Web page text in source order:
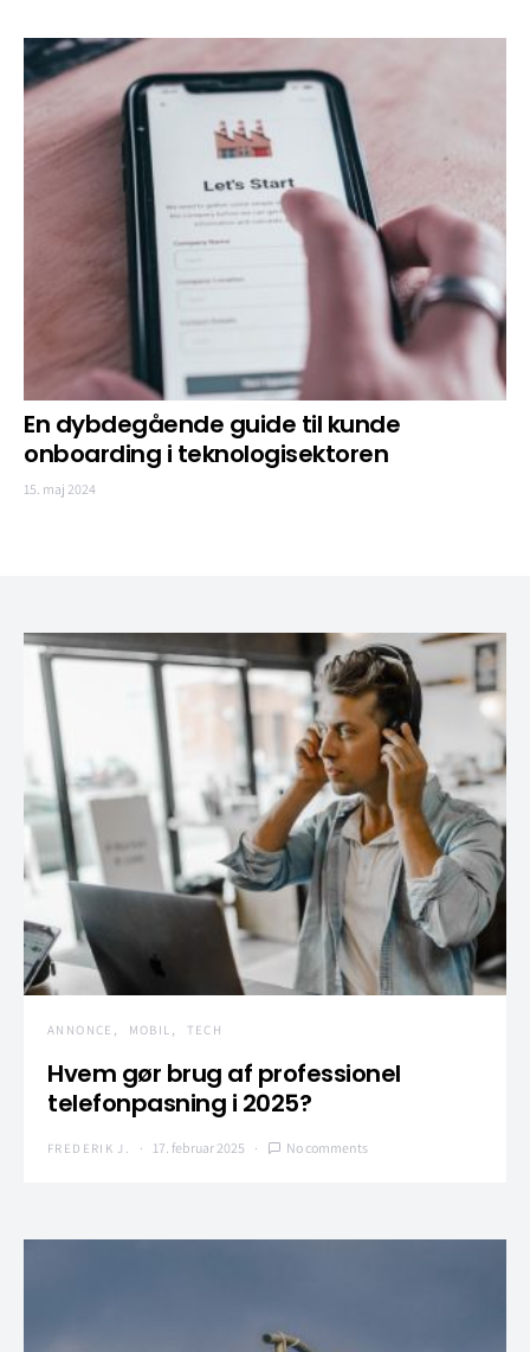
En dybdegående guide til kunde
onboarding i teknologisektoren
15. maj 2024
ANNONCE MOBIL TECH
Hvem gør brug af professionel
telefonpasning i 2025?
FREDERIK J. 17. februar 2025 No comments